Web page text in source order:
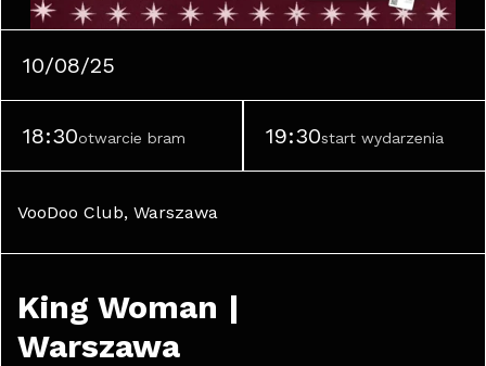
10/08/25
18:30otwarcie bram 19:30start wydarzenia
VooDoo Club, Warszawa
King Woman |
Warszawa